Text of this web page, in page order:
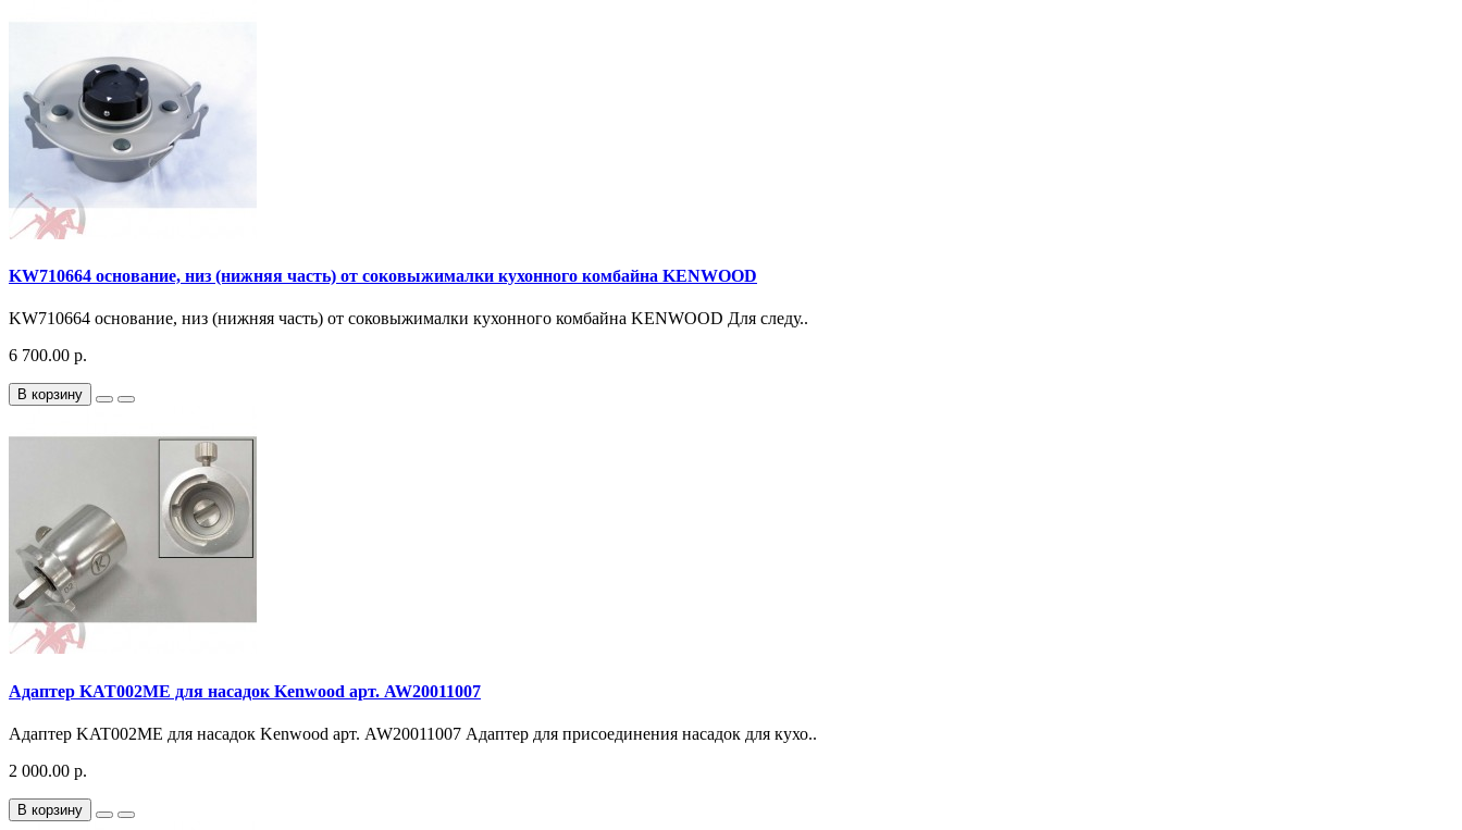
KW710664 основание, низ (нижняя часть) от соковыжималки кухонного комбайна KENWOOD
KW710664 основание, низ (нижняя часть) от соковыжималки кухонного комбайна KENWOOD Для следу..
6 700.00 р.
В корзину
Адаптер KAT002ME для насадок Kenwood арт. AW20011007
Адаптер KAT002ME для насадок Kenwood арт. AW20011007 Адаптер для присоединения насадок для кухо..
2 000.00 р.
В корзину